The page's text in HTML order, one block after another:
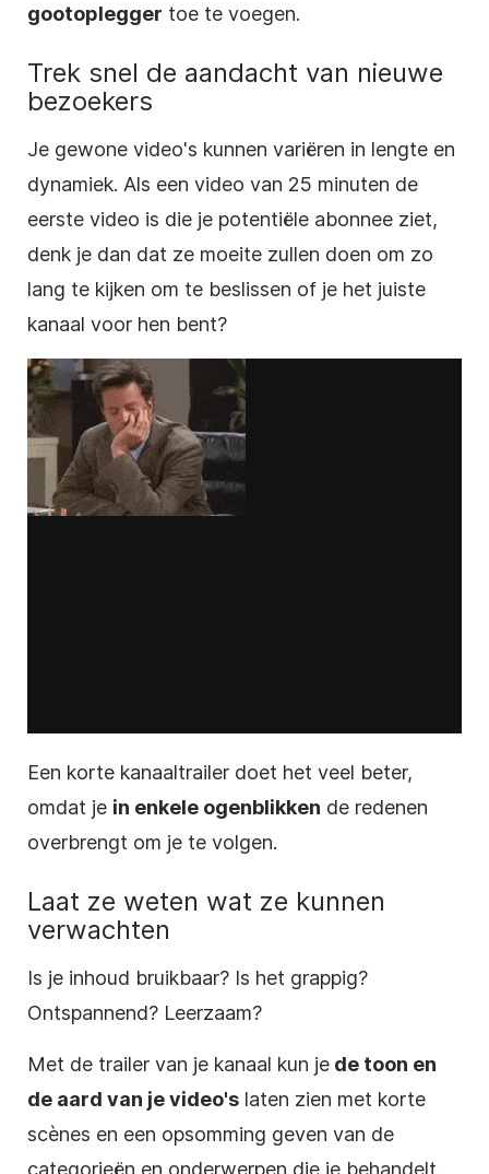
gootoplegger toe te voegen.
Trek snel de aandacht van nieuwe
bezoekers
Je gewone video's kunnen variëren in lengte en
dynamiek. Als een video van 25 minuten de
eerste video is die je potentiële abonnee ziet,
denk je dan dat ze moeite zullen doen om zo
lang te kijken om te beslissen of je het juiste
kanaal voor hen bent?
Een korte kanaaltrailer doet het veel beter,
omdat je in enkele ogenblikken de redenen
overbrengt om je te volgen.
Laat ze weten wat ze kunnen
verwachten
Is je inhoud bruikbaar? Is het grappig?
Ontspannend? Leerzaam?
Met de trailer van je kanaal kun je de toon en
de aard van je video's laten zien met korte
scènes en een opsomming geven van de
categorieën en onderwerpen die je behandelt.